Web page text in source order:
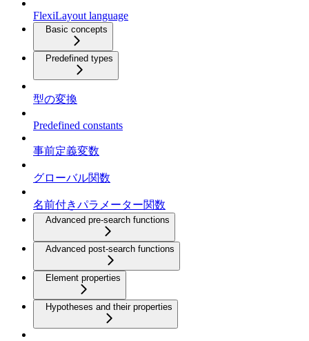
FlexiLayout language
Basic concepts
Predefined types
型の変換
Predefined constants
事前定義変数
グローバル関数
名前付きパラメーター関数
Advanced pre-search functions
Advanced post-search functions
Element properties
Hypotheses and their properties